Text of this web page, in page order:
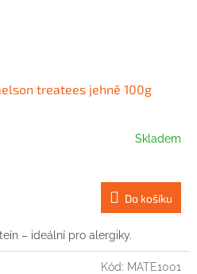
treatees jehně 100g
Skladem
Do košíku
– ideální pro alergiky.
Kód: MATE1001